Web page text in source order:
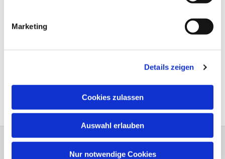
Marketing
Details zeigen
Cookies zulassen
Auswahl erlauben
Nur notwendige Cookies